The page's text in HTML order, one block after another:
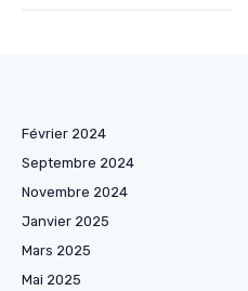
Février 2024
Septembre 2024
Novembre 2024
Janvier 2025
Mars 2025
Mai 2025